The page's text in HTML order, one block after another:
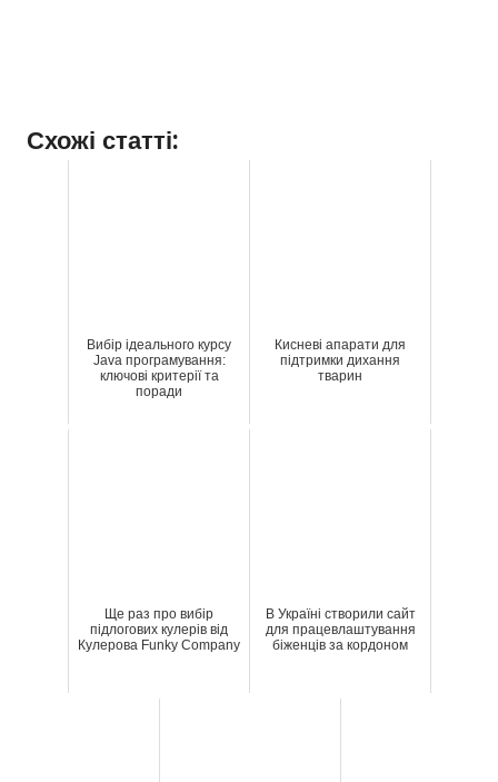
Схожі статті:
Вибір ідеального курсу
Java програмування:
ключові критерії та
поради
Кисневі апарати для
підтримки дихання
тварин
Ще раз про вибір
підлогових кулерів від
Кулерова Funky Company
В Україні створили сайт
для працевлаштування
біженців за кордоном